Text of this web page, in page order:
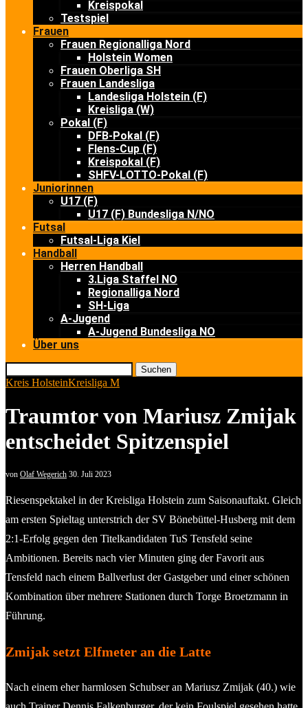
Kreispokal
Testspiel
Frauen
Frauen Regionalliga Nord
Holstein Women
Frauen Oberliga SH
Frauen Landesliga
Landesliga Holstein (F)
Kreisliga (W)
Pokal (F)
DFB-Pokal (F)
Flens-Cup (F)
Kreispokal (F)
SHFV-LOTTO-Pokal (F)
Juniorinnen
U17 (F)
U17 (F) Bundesliga N/NO
Futsal
Futsal-Liga Kiel
Handball
Herren Handball
3.Liga Staffel NO
Regionalliga Nord
SH-Liga
A-Jugend
A-Jugend Bundesliga NO
Über uns
Suchen
Kreis HolsteinKreisliga M
Traumtor von Mariusz Zmijak
entscheidet Spitzenspiel
von Olaf Wegerich 30. Juli 2023
Riesenspektakel in der Kreisliga Holstein zum Saisonauftakt. Gleich
am ersten Spieltag unterstrich der SV Bönebüttel-Husberg mit dem
2:1-Erfolg gegen den Titelkandidaten TuS Tensfeld seine
Ambitionen. Bereits nach vier Minuten ging der Favorit aus
Tensfeld nach einem Ballverlust der Gastgeber und einer schönen
Kombination über mehrere Stationen durch Torge Broetzmann in
Führung.
Zmijak setzt Elfmeter an die Latte
Nach einem eher harmlosen Schubser an Mariusz Zmijak (40.) wie